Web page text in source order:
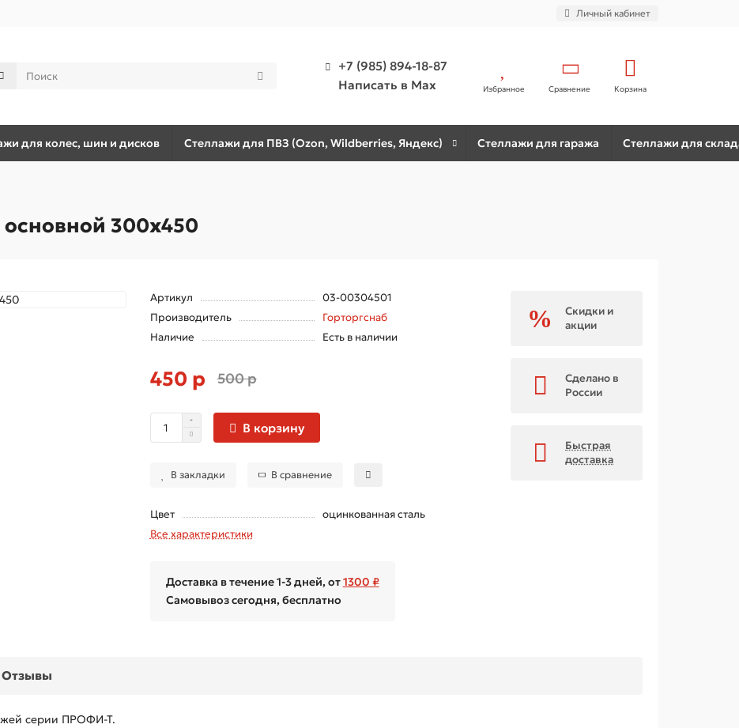
Личный кабинет
+7 (985) 894-18-87
Написать в Max
Избранное Сравнение Корзина
для колес, шин и дисков Стеллажи для ПВЗ (Ozon, Wildberries, Яндекс) Стеллажи для гаража Стеллажи для
300х450
Артикул
03-00304501
Производитель
Горторгснаб
Наличие
Есть в наличии
450 р 500 р
В корзину
В закладки В сравнение
Цвет
оцинкованная сталь
Все характеристики
Доставка в течение 1-3 дней, от1300 ₽
Самовывоз сегодня, бесплатно
Скидки и
акции
Сделано в
России
Быстрая
доставка
Отзывы
серии ПРОФИ-Т.